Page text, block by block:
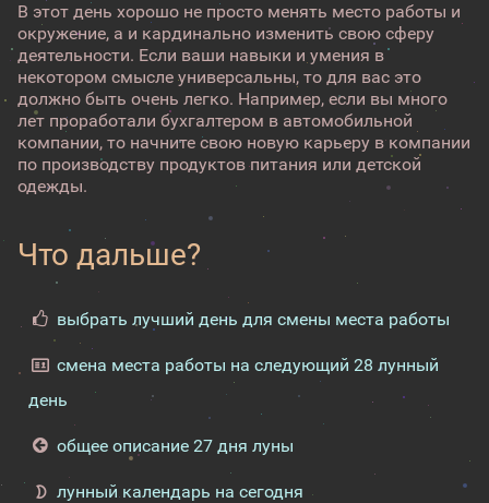
В этот день хорошо не просто менять место работы и
окружение, а и кардинально изменить свою сферу
деятельности. Если ваши навыки и умения в
некотором смысле универсальны, то для вас это
должно быть очень легко. Например, если вы много
лет проработали бухгалтером в автомобильной
компании, то начните свою новую карьеру в компании
по производству продуктов питания или детской
одежды.
Что дальше?
выбрать лучший день для смены места работы
смена места работы на следующий 28 лунный
день
общее описание 27 дня луны
лунный календарь на сегодня